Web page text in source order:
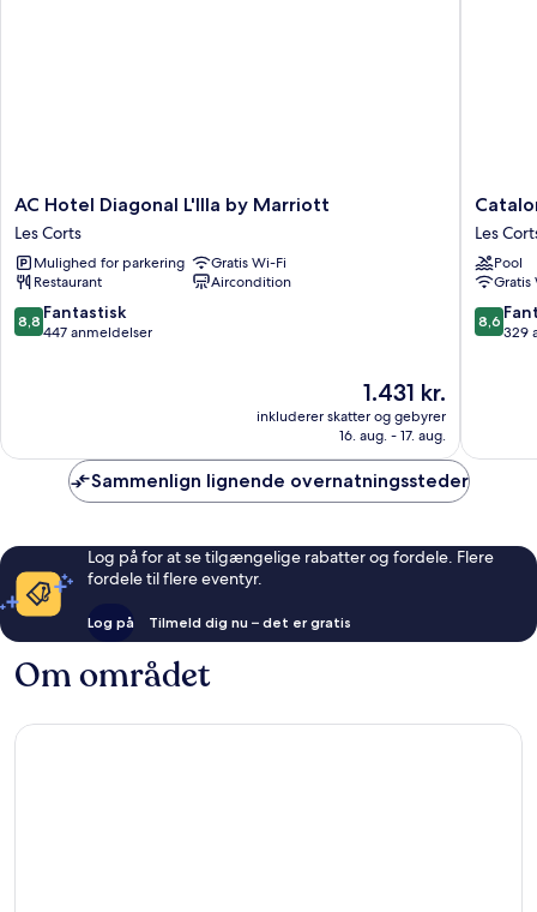
AC
Hotel
Diagonal
L'Illa
by
Marriott
Les
AC Hotel Diagonal L'Illa by Marriott
Les Corts
Mulighed for parkering
Gratis Wi-Fi
Restaurant
Aircondition
8.8
ud
8,8 Fantastisk
447 anmeldelser
Prisen
er
1.431 kr.
1.431 kr.
inkluderer skatter og gebyrer
16. aug. - 17. aug.
Hotel
Les
Corts
Les
Pool
Gratis
8.6
ud
8,6
329
Sammenlign lignende overnatningssteder
Log på for at se tilgængelige rabatter og fordele. Flere
fordele til flere eventyr.
Log på Tilmeld dig nu – det er gratis
Om området